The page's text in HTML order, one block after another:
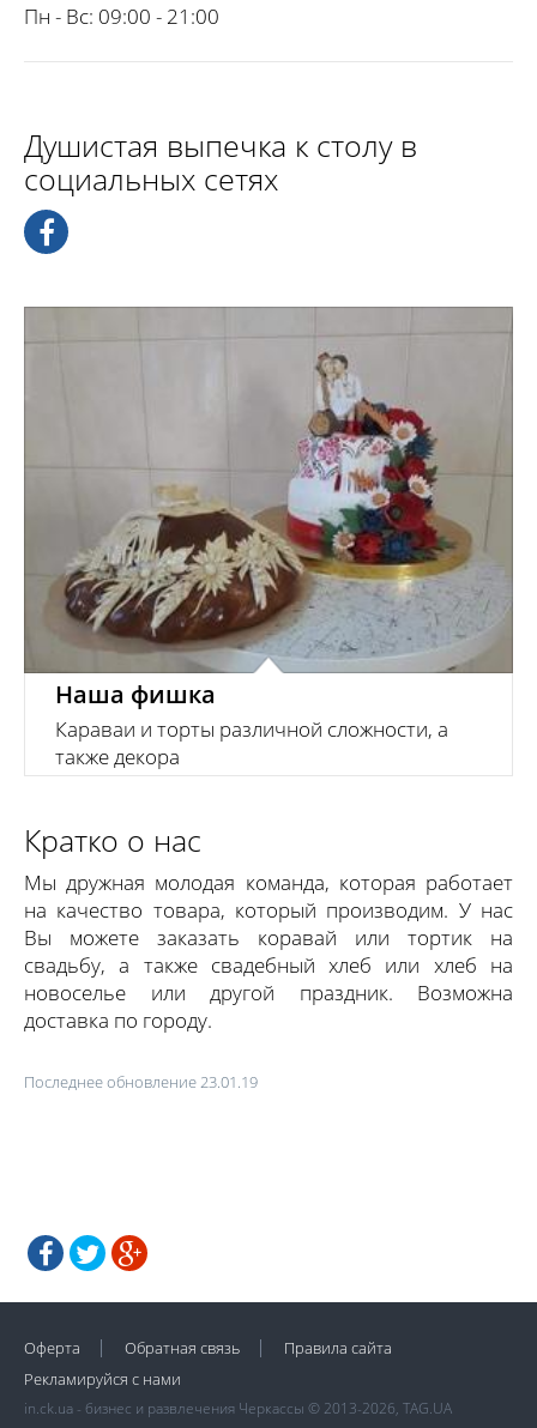
Пн - Вс: 09:00 - 21:00
Душистая выпечка к столу в
социальных сетях
Караваи и торты различной сложности, а также
декора. Возможна печать на пищевом принтере
цветных изображений для декорирования тортов.
Наша фишка
Караваи и торты различной сложности, а
также декора
Кратко о нас
Мы дружная молодая команда, которая работает
на качество товара, который производим. У нас
Вы можете заказать коравай или тортик на
свадьбу, а также свадебный хлеб или хлеб на
новоселье или другой праздник. Возможна
доставка по городу.
Последнее обновление 23.01.19
Оферта Обратная связь
Правила сайта
Рекламируйся с нами
in.ck.ua - бизнес и развлечения Черкассы © 2013-2026, TAG.UA